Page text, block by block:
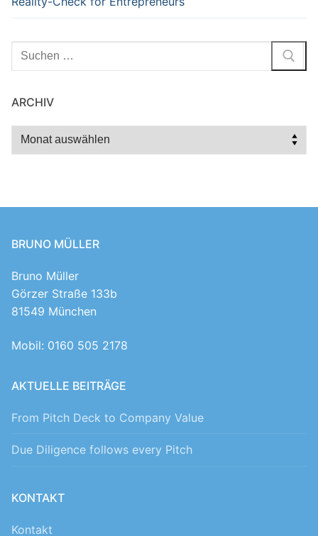
Suchen
nach:
ARCHIV
Archiv
BRUNO MÜLLER
Bruno Müller
Görzer Straße 133b
81549 München
Mobil: 0160 505 2178
AKTUELLE BEITRÄGE
From Pitch Deck to Company Value
Due Diligence follows every Pitch
KONTAKT
Kontakt